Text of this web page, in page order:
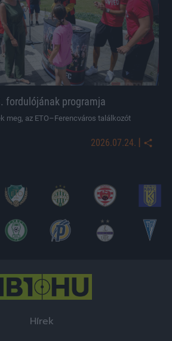
fordulójának programja
meg, az ETO–Ferencváros találkozót
2026.07.24. |
Hírek